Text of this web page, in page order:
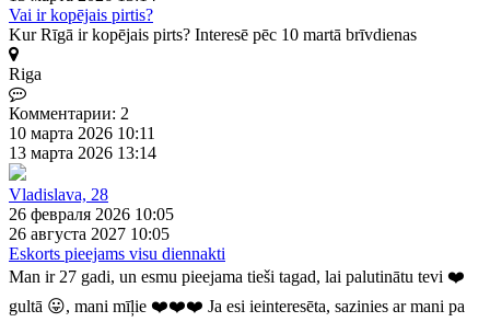
Vai ir kopējais pirtis?
Kur Rīgā ir kopējais pirts? Interesē pēc 10 martā brīvdienas
Riga
Комментарии: 2
10 марта 2026 10:11
13 марта 2026 13:14
Vladislava, 28
26 февраля 2026 10:05
26 августа 2027 10:05
Eskorts pieejams visu diennakti
Man ir 27 gadi, un esmu pieejama tieši tagad, lai palutinātu tevi ❤️
gultā 😛, mani mīļie ❤️❤️❤️ Ja esi ieinteresēta, sazinies ar mani pa